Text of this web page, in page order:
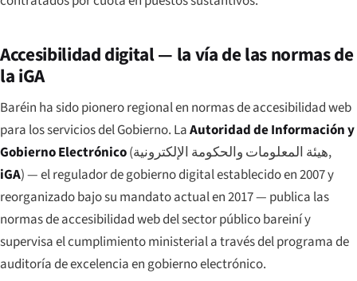
Accesibilidad digital — la vía de las normas de
la iGA
Baréin ha sido pionero regional en normas de accesibilidad web
para los servicios del Gobierno. LaAutoridad de Información y
Gobierno Electrónico(هيئة المعلومات والحكومة الإلكترونية,
iGA) — el regulador de gobierno digital establecido en 2007 y
reorganizado bajo su mandato actual en 2017 — publica las
normas de accesibilidad web del sector público bareiní y
supervisa el cumplimiento ministerial a través del programa de
auditoría de excelencia en gobierno electrónico.